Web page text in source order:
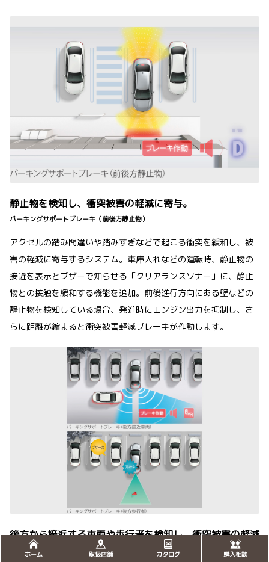
静止物を検知し、衝突被害の軽減に寄与。
パーキングサポートブレーキ（前後方静止物）
アクセルの踏み間違いや踏みすぎなどで起こる衝突を緩和し、被
害の軽減に寄与するシステム。車庫入れなどの運転時、静止物の
接近を表示とブザーで知らせる「クリアランスソナー」に、静止
物との接触を緩和する機能を追加。前後進行方向にある壁などの
静止物を検知している場合、発進時にエンジン出力を抑制し、さ
らに距離が縮まると衝突被害軽減ブレーキが作動します。
後方から接近する車両や歩行者を検知し、衝突被害の軽減
に寄与。
ホーム 取扱店舗 カタログ 購入相談